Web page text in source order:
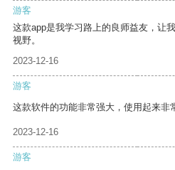
游客
这款app是我学习路上的良师益友，让
视野。
2023-12-16
游客
这款软件的功能非常强大，使用起来非
2023-12-16
游客